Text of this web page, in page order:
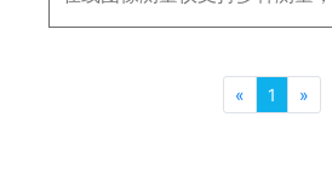
拥有测量快，精度高等优点在
« 1 »